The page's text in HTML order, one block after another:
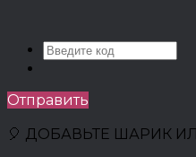
Отправить
🎈 ДОБАВЬТЕ ШАРИК